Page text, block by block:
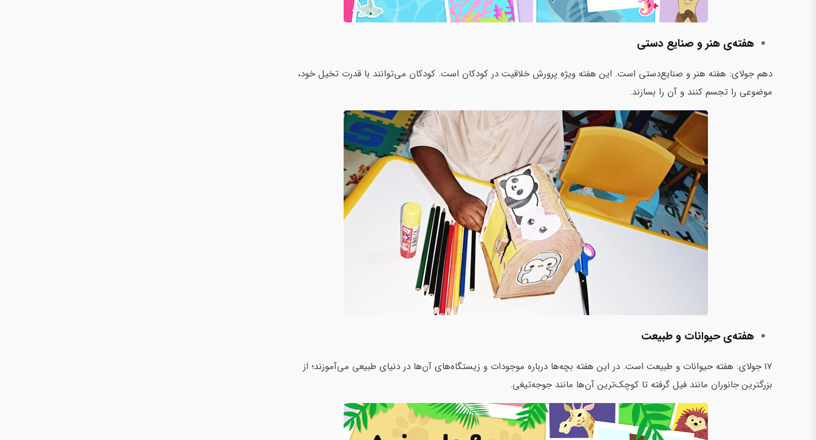
هفته‌ی هنر و صنایع دستی
دهم جولای: هفته هنر و صنایع‌دستی است. این هفته ویژه پرورش خلاقیت در کودکان است. کودکان می‌‎توانند با قدرت تخیل خود،
موضوعی را تجسم کنند و آن را بسازند.
هفته‌ی حیوانات و طبیعت
17 جولای: هفته حیوانات و طبیعت است. در این هفته بچه‌ها در‌باره موجودات و زیستگاه‌های آن‌ها در دنیای طبیعی می‌آموزند؛ از
بزرگترین جانوران مانند فیل گرفته تا کوچک‌ترین آن‌ها مانند جوجه‌تیغی.